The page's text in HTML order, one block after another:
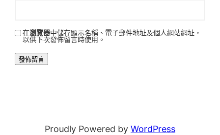
在瀏覽器中儲存顯示名稱、電子郵件地址及個人網站網址，
以供下次發佈留言時使用。
Proudly Powered by WordPress